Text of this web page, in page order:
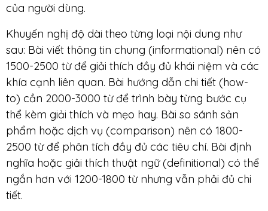
của người dùng.
Khuyến nghị độ dài theo từng loại nội dung như
sau: Bài viết thông tin chung (informational) nên có
1500-2500 từ để giải thích đầy đủ khái niệm và các
khía cạnh liên quan. Bài hướng dẫn chi tiết (how-
to) cần 2000-3000 từ để trình bày từng bước cụ
thể kèm giải thích và mẹo hay. Bài so sánh sản
phẩm hoặc dịch vụ (comparison) nên có 1800-
2500 từ để phân tích đầy đủ các tiêu chí. Bài định
nghĩa hoặc giải thích thuật ngữ (definitional) có thể
ngắn hơn với 1200-1800 từ nhưng vẫn phải đủ chi
tiết.